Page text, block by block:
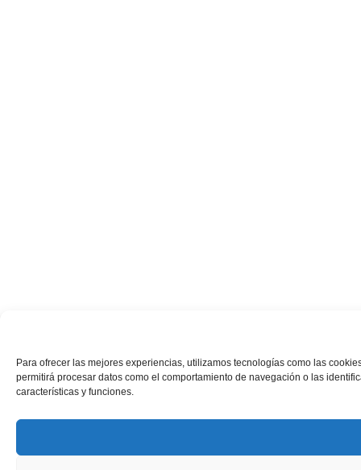
Para ofrecer las mejores experiencias, utilizamos tecnologías como las
permitirá procesar datos como el comportamiento de navegación o las
características y funciones.